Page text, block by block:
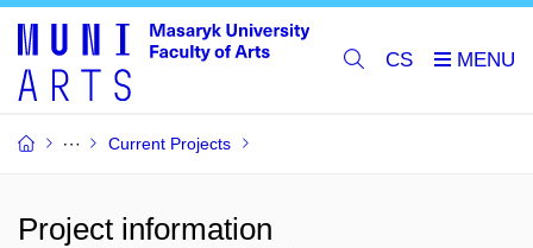
CS
Current Projects
Project information